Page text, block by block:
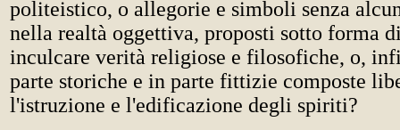
politeistico, o allegorie e simboli senza
nella realtà oggettiva, proposti sotto forma
inculcare verità religiose e filosofiche, o,
parte storiche e in parte fittizie composte
l'istruzione e l'edificazione degli spiriti?